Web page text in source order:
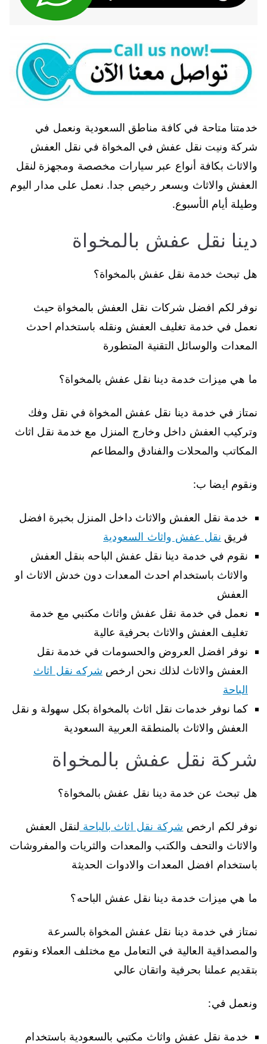
خدمتنا متاحة في كافة مناطق السعودية ونعمل في
شركة ونيت نقل عفش في المخواة في نقل العفش
والاثاث بكافة أنواع عبر سيارات مخصصة ومجهزة لنقل
العفش والاثاث وبسعر رخيص جدا. نعمل على مدار اليوم
وطيلة أيام الأسبوع.
دينا نقل عفش بالمخواة
هل تبحث خدمة نقل عفش بالمخواة؟
نوفر لكم افضل شركات نقل العفش بالمخواة حيث
نعمل في خدمة تغليف العفش ونقله باستخدام احدث
المعدات والوسائل التقنية المتطورة
ما هي ميزات خدمة دينا نقل عفش بالمخواة؟
نمتاز في خدمة دينا نقل عفش المخواة في نقل وفك
وتركيب العفش داخل وخارج المنزل مع خدمة نقل اثاث
المكاتب والمحلات والفنادق والمطاعم
ونقوم ايضا ب:
خدمة نقل العفش والاثاث داخل المنزل بخبرة افضل
فريق نقل عفش واثاث السعودية
نقوم في خدمة دينا نقل عفش الباحه بنقل العفش
والاثاث باستخدام احدث المعدات دون خدش الاثاث او
العفش
نعمل في خدمة نقل عفش واثاث مكتبي مع خدمة
تغليف العفش والاثاث بحرفية عالية
نوفر افضل العروض والحسومات في خدمة نقل
العفش والاثاث لذلك نحن ارخص شركه نقل اثاث
الباحة
كما نوفر خدمات نقل اثاث بالمخواة بكل سهولة و نقل
العفش والاثاث بالمنطقة العربية السعودية
شركة نقل عفش بالمخواة
هل تبحث عن خدمة دينا نقل عفش بالمخواة؟
نوفر لكم ارخص شركة نقل اثاث بالباحة لنقل العفش
والاثاث والتحف والكتب والمعدات والثريات والمفروشات
باستخدام افضل المعدات والادوات الحديثة
ما هي ميزات خدمة دينا نقل عفش الباحه؟
نمتاز في خدمة دينا نقل عفش المخواة بالسرعة
والمصداقية العالية في التعامل مع مختلف العملاء ونقوم
بتقديم عملنا بحرفية واتقان عالي
ونعمل في:
خدمة نقل عفش واثاث مكتبي بالسعودية باستخدام